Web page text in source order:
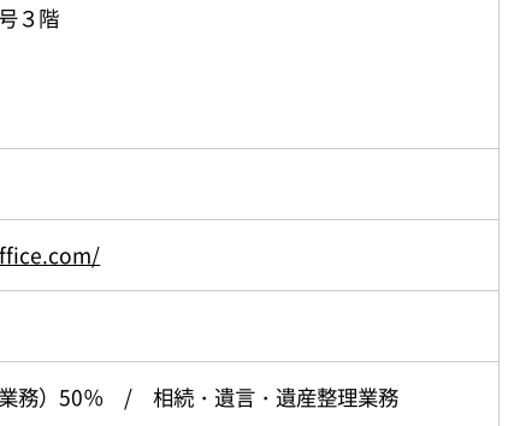
３階
業務）50％ / 相続・遺言・遺産整理業務